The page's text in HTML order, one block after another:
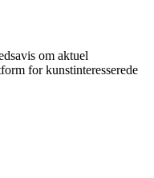
om aktuel
for kunstinteresserede